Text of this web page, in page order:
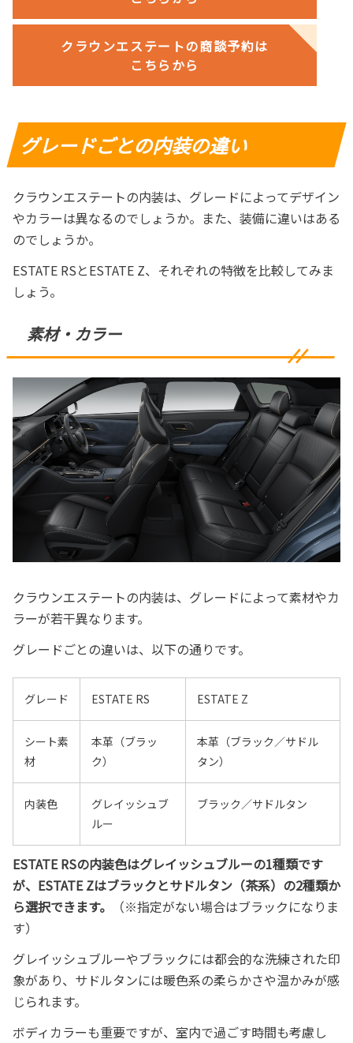
クラウンエステートの商談予約は
こちらから
グレードごとの内装の違い
クラウンエステートの内装は、グレードによってデザイン
やカラーは異なるのでしょうか。また、装備に違いはある
のでしょうか。
ESTATE RSとESTATE Z、それぞれの特徴を比較してみま
しょう。
素材・カラー
クラウンエステートの内装は、グレードによって素材やカ
ラーが若干異なります。
グレードごとの違いは、以下の通りです。
グレード ESTATE RS ESTATE Z
シート素
材
本革（ブラッ
ク）
本革（ブラック／サドル
タン）
内装色
グレイッシュブ
ルー
ブラック／サドルタン
ESTATE RSの内装色はグレイッシュブルーの1種類です
が、ESTATE Zはブラックとサドルタン（茶系）の2種類か
ら選択できます。
（※指定がない場合はブラックになりま
す）
グレイッシュブルーやブラックには都会的な洗練された印
象があり、サドルタンには暖色系の柔らかさや温かみが感
じられます。
ボディカラーも重要ですが、室内で過ごす時間も考慮し